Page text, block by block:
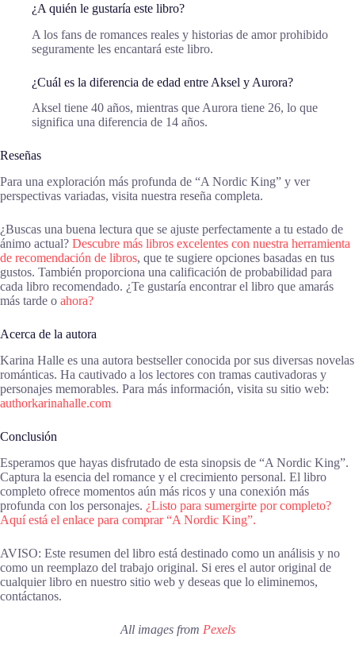
¿A quién le gustaría este libro?
A los fans de romances reales y historias de amor prohibido
seguramente les encantará este libro.
¿Cuál es la diferencia de edad entre Aksel y Aurora?
Aksel tiene 40 años, mientras que Aurora tiene 26, lo que
significa una diferencia de 14 años.
Reseñas
Para una exploración más profunda de “A Nordic King” y ver
perspectivas variadas, visita nuestra reseña completa.
¿Buscas una buena lectura que se ajuste perfectamente a tu estado de
ánimo actual? Descubre más libros excelentes con nuestra herramienta
de recomendación de libros, que te sugiere opciones basadas en tus
gustos. También proporciona una calificación de probabilidad para
cada libro recomendado. ¿Te gustaría encontrar el libro que amarás
más tarde o ahora?
Acerca de la autora
Karina Halle es una autora bestseller conocida por sus diversas novelas
románticas. Ha cautivado a los lectores con tramas cautivadoras y
personajes memorables. Para más información, visita su sitio web:
authorkarinahalle.com
Conclusión
Esperamos que hayas disfrutado de esta sinopsis de “A Nordic King”.
Captura la esencia del romance y el crecimiento personal. El libro
completo ofrece momentos aún más ricos y una conexión más
profunda con los personajes. ¿Listo para sumergirte por completo?
Aquí está el enlace para comprar “A Nordic King”.
AVISO: Este resumen del libro está destinado como un análisis y no
como un reemplazo del trabajo original. Si eres el autor original de
cualquier libro en nuestro sitio web y deseas que lo eliminemos,
contáctanos.
All images from Pexels